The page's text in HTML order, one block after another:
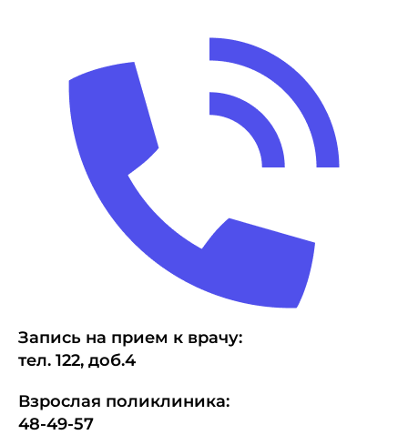
Запись на прием к врачу:
тел. 122, доб.4
Взрослая поликлиника:
48-49-57